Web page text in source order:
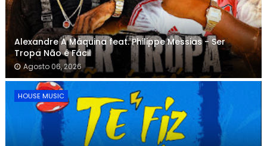
Alexandre A Máquina feat. Philippe Messias - Ser
Tropa Não é Fácil
Agosto 06, 2026
HOUSE MUSIC